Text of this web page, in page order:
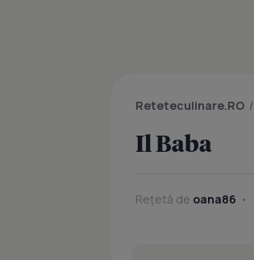
Reteteculinare.RO /
Il Baba
Rețetă de oana86